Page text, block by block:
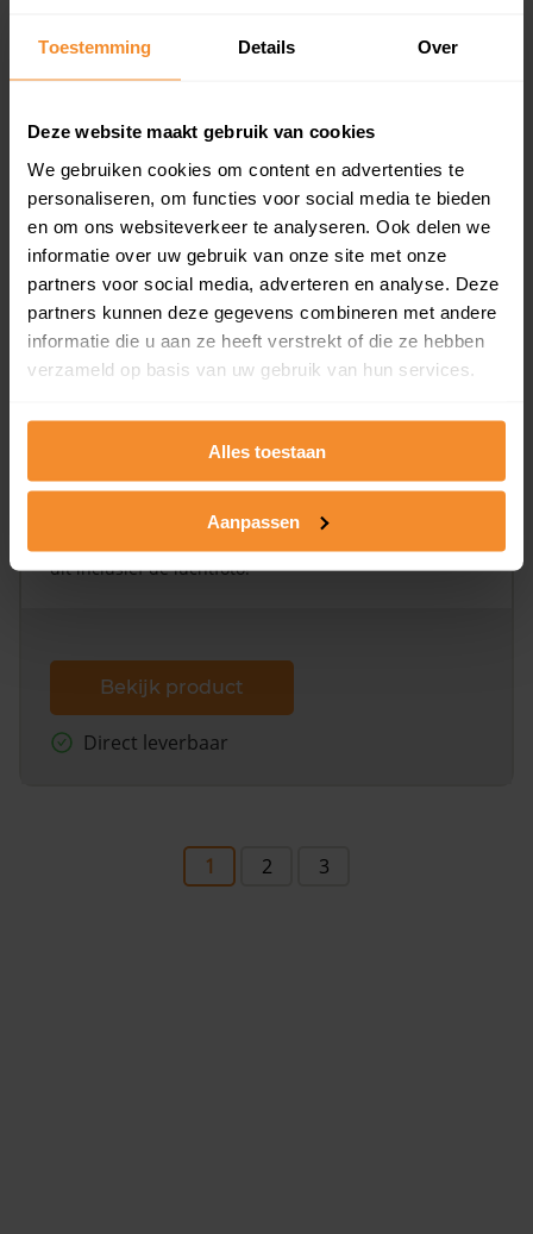
Toestemming Details Over
Deze website maakt gebruik van cookies
We gebruiken cookies om content en advertenties te
personaliseren, om functies voor social media te bieden
en om ons websiteverkeer te analyseren. Ook delen we
informatie over uw gebruik van onze site met onze
partners voor social media, adverteren en analyse. Deze
partners kunnen deze gegevens combineren met andere
informatie die u aan ze heeft verstrekt of die ze hebben
verzameld op basis van uw gebruik van hun services.
Alles toestaan
Aanpassen
Inclusief 1 jaar gratis updates
inclusief een jaar lang gratis updates van nieuwe
koopsommen.
Bekijk product
Direct leverbaar
Kadastrale kaart pakket
Alleen globale ligging perceel
Een uitgebreid overzicht van het perceel en
omliggende percelen met de kadastrale erfgrenzen,
dit inclusief de luchtfoto!
Bekijk product
Direct leverbaar
1 2 3